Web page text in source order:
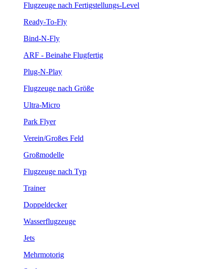
Flugzeuge nach Fertigstellungs-Level
Ready-To-Fly
Bind-N-Fly
ARF - Beinahe Flugfertig
Plug-N-Play
Flugzeuge nach Größe
Ultra-Micro
Park Flyer
Verein/Großes Feld
Großmodelle
Flugzeuge nach Typ
Trainer
Doppeldecker
Wasserflugzeuge
Jets
Mehrmotorig